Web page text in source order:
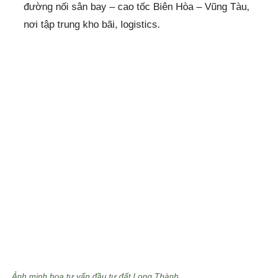
đường nối sân bay – cao tốc Biên Hòa – Vũng Tàu,
nơi tập trung kho bãi, logistics.
Ảnh minh họa tư vấn đầu tư đất Long Thành